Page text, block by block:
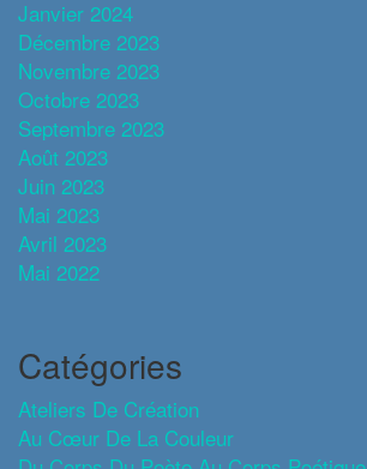
Janvier 2024
Décembre 2023
Novembre 2023
Octobre 2023
Septembre 2023
Août 2023
Juin 2023
Mai 2023
Avril 2023
Mai 2022
Catégories
Ateliers De Création
Au Cœur De La Couleur